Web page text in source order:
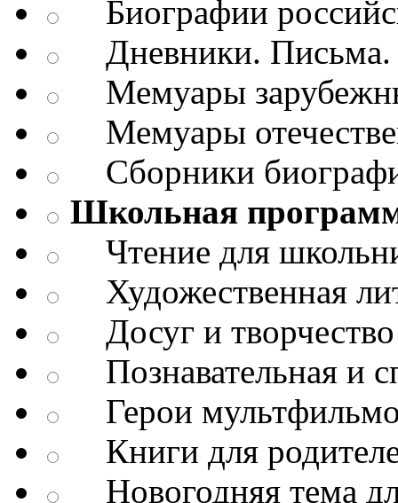
Биографии
Дневники. Письма.
Мемуары
Мемуары
Сборники
Школьная
Чтение для
Художественная
Досуг и творчество
Познавательная и
Герои
Книги для
Новогодняя тема